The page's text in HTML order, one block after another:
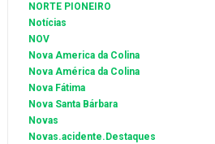
NORTE PIONEIRO
Notícias
NOV
Nova America da Colina
Nova América da Colina
Nova Fátima
Nova Santa Bárbara
Novas
Novas.acidente.Destaques